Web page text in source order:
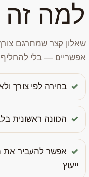
למה
שאלון קצר שמתרגם צורך
אפשריים — בלי להחליף
בחירה לפי צורך
הכוונה ראשונית
אפשר להעביר את
ייעוץ